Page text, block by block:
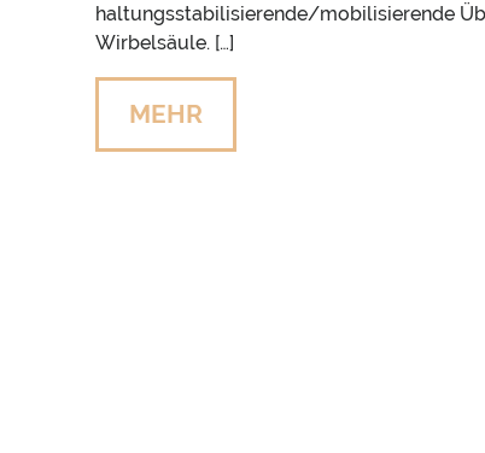
haltungsstabilisierende/mobilisierende
Wirbelsäule. […]
MEHR